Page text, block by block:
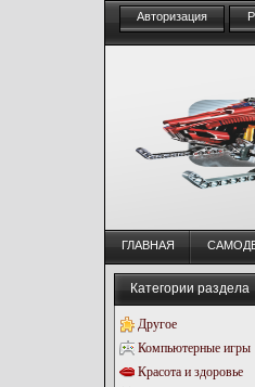
Авторизация
ГЛАВНАЯ
Категории раздела
Другое
Компьютерные игры
Красота и здоровье